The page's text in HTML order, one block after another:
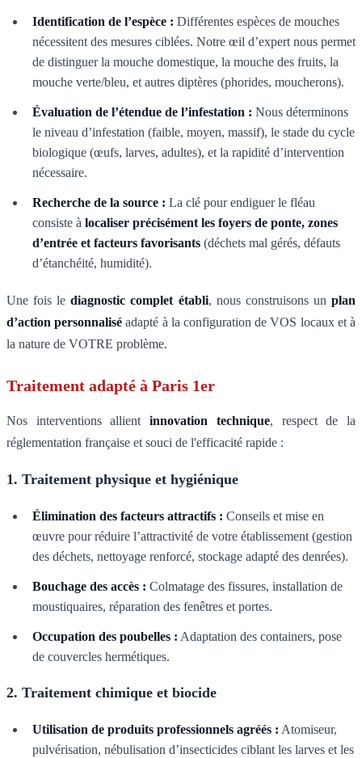
Identification de l’espèce : Différentes espèces de mouches
nécessitent des mesures ciblées. Notre œil d’expert nous permet
de distinguer la mouche domestique, la mouche des fruits, la
mouche verte/bleu, et autres diptères (phorides, moucherons).
Évaluation de l’étendue de l’infestation : Nous déterminons
le niveau d’infestation (faible, moyen, massif), le stade du cycle
biologique (œufs, larves, adultes), et la rapidité d’intervention
nécessaire.
Recherche de la source : La clé pour endiguer le fléau
consiste à localiser précisément les foyers de ponte, zones
d’entrée et facteurs favorisants (déchets mal gérés, défauts
d’étanchéité, humidité).
Une fois lediagnostic complet établi, nous construisons unplan
d’action personnalisé adapté à la configuration de VOS locaux et à
la nature de VOTRE problème.
Traitement adapté à Paris 1er
Nos interventions allientinnovation technique, respect de la
réglementation française et souci de l'efficacité rapide :
1. Traitement physique et hygiénique
Élimination des facteurs attractifs : Conseils et mise en
œuvre pour réduire l’attractivité de votre établissement (gestion
des déchets, nettoyage renforcé, stockage adapté des denrées).
Bouchage des accès : Colmatage des fissures, installation de
moustiquaires, réparation des fenêtres et portes.
Occupation des poubelles : Adaptation des containers, pose
de couvercles hermétiques.
2. Traitement chimique et biocide
Utilisation de produits professionnels agréés : Atomiseur,
pulvérisation, nébulisation d’insecticides ciblant les larves et les